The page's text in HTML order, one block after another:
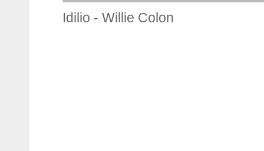
Idilio - Willie Colon